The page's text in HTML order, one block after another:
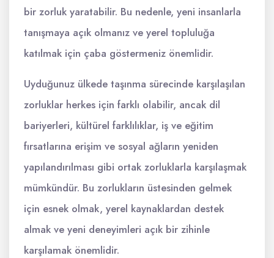
bir zorluk yaratabilir. Bu nedenle, yeni insanlarla
tanışmaya açık olmanız ve yerel topluluğa
katılmak için çaba göstermeniz önemlidir.
Uyduğunuz ülkede taşınma sürecinde karşılaşılan
zorluklar herkes için farklı olabilir, ancak dil
bariyerleri, kültürel farklılıklar, iş ve eğitim
fırsatlarına erişim ve sosyal ağların yeniden
yapılandırılması gibi ortak zorluklarla karşılaşmak
mümkündür. Bu zorlukların üstesinden gelmek
için esnek olmak, yerel kaynaklardan destek
almak ve yeni deneyimleri açık bir zihinle
karşılamak önemlidir.